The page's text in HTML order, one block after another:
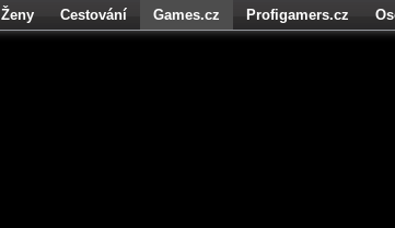
Ženy Cestování Games.cz Profigamers.cz